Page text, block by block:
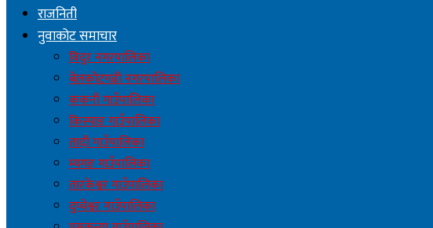
राजनिती
नुवाकोट समाचार
विदुर नगरपालिका
बेलकोटगढी नगरपालिका
ककनी गाउँपालिका
किस्पाङ गाउँपालिका
तादी गाउँपालिका
म्यगङ गाउँपालिका
तारकेश्वर गाउँपालिका
दुप्चेश्वर गाउँपालिका